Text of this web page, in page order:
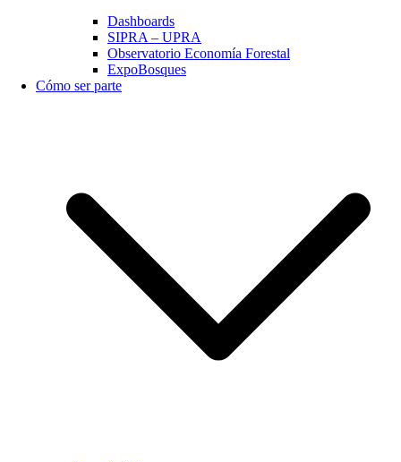
Dashboards
SIPRA – UPRA
Observatorio Economía Forestal
ExpoBosques
Cómo ser parte